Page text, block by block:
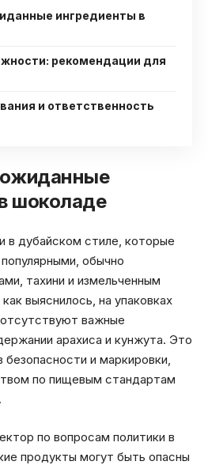
ингредиенты в
рекомендации для
и ответственность
шоколаде
в дубайском стиле, которые
обычно
тахини и измельченным
выяснилось, на упаковках
важные
арахиса и кунжута. Это
и маркировки,
по пищевым стандартам
по вопросам политики в
продукты могут быть опасны